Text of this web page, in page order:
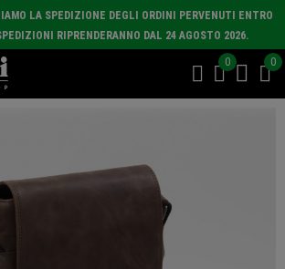
LA SPEDIZIONE DEGLI ORDINI PERVENUTI ENTRO
RIPRENDERANNO DAL 24 AGOSTO 2026.
0 0